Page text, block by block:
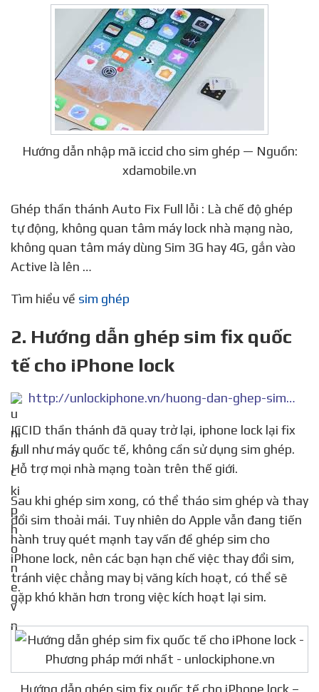
Hướng dẫn nhập mã iccid cho sim ghép — Nguồn:
xdamobile.vn
Ghép thần thánh Auto Fix Full lỗi : Là chế độ ghép
tự động, không quan tâm máy lock nhà mạng nào,
không quan tâm máy dùng Sim 3G hay 4G, gắn vào
Active là lên …
Tìm hiểu về sim ghép
2. Hướng dẫn ghép sim fix quốc
tế cho iPhone lock
http://unlockiphone.vn/huong-dan-ghep-sim-fix-quoc-te-cho-iphone-lock-phuong-phap-moi-nhat-bid51.html
ICCID thần thánh đã quay trở lại, iphone lock lại fix
full như máy quốc tế, không cần sử dụng sim ghép.
Hỗ trợ mọi nhà mạng toàn trên thế giới.
Sau khi ghép sim xong, có thể tháo sim ghép và thay
đổi sim thoải mái. Tuy nhiên do Apple vẫn đang tiến
hành truy quét mạnh tay vấn đề ghép sim cho
iPhone lock, nên các bạn hạn chế việc thay đổi sim,
tránh việc chẳng may bị văng kích hoạt, có thể sẽ
gặp khó khăn hơn trong việc kích hoạt lại sim.
Hướng dẫn ghép sim fix quốc tế cho iPhone lock –